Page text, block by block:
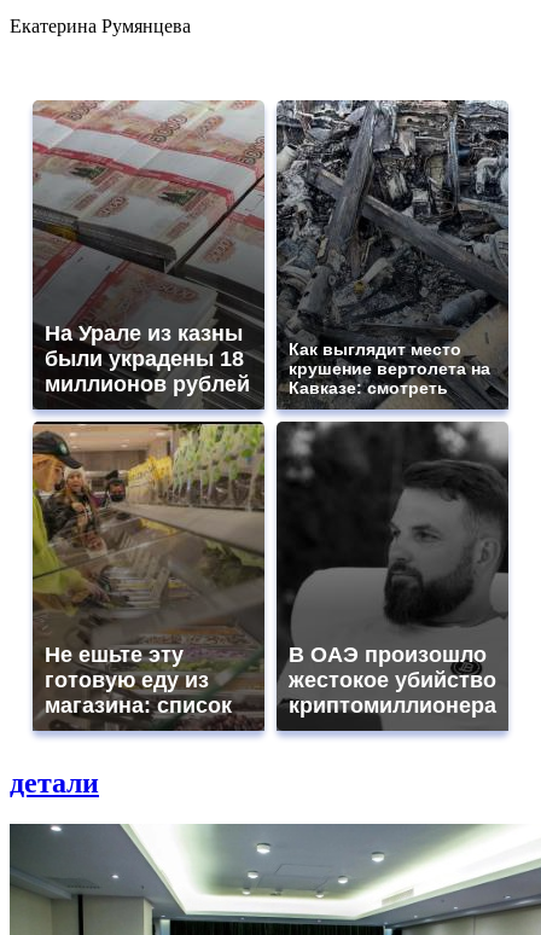
Екатерина Румянцева
На Урале из казны
были украдены 18
миллионов рублей
Как выглядит место
крушение вертолета на
Кавказе: смотреть
Не ешьте эту
готовую еду из
магазина: список
В ОАЭ произошло
жестокое убийство
криптомиллионера
детали